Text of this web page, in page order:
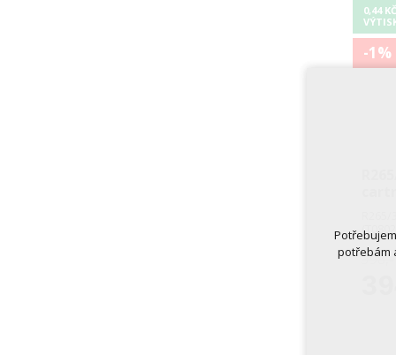
0,44 KČ
-1%
(T0802)
398,-
potřebám